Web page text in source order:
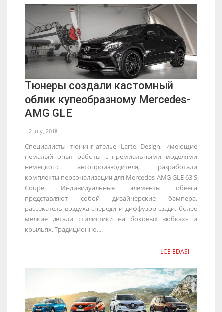
Тюнеры создали кастомный
облик купеобразному Mercedes-
AMG GLE
2 July, 2018
Специалисты тюнинг-ателье Larte Design, имеющие
немалый опыт работы с премиальными моделями
немецкого автопроизводителя, разработали
комплекты персонализации для Mercedes-AMG GLE 63 S
Coupe. Индивидуальные элементы обвеса
представляют собой дизайнерские бампера,
рассекатель воздуха спереди и диффузор сзади, более
мелкие детали стилистики на боковых «юбках» и
крыльях. Традиционно,...
LOE EDASI